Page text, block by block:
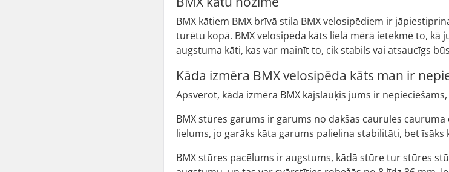
BMX kātiem BMX brīvā stila BMX velosipēdiem ir
turētu kopā. BMX velosipēda kāts lielā mērā ietekmē to,
augstuma kāti, kas var mainīt to, cik stabils vai atsaucīgs
Kāda izmēra BMX velosipēda kāts man ir
Apsverot, kāda izmēra BMX kājslauķis jums ir
BMX stūres garums ir garums no dakšas caurules
lielums, jo garāks kāta garums palielina stabilitāti, bet īsāks
BMX stūres pacēlums ir augstums, kādā stūre tur stūres